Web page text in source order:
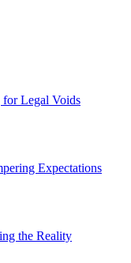
Legal Voids
Expectations
the Reality